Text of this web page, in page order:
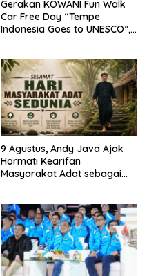
Gerakan KOWANI Fun Walk
Car Free Day “Tempe
Indonesia Goes to UNESCO”,
9 Agustus, Andy Java Ajak
Hormati Kearifan
Masyarakat Adat sebagai